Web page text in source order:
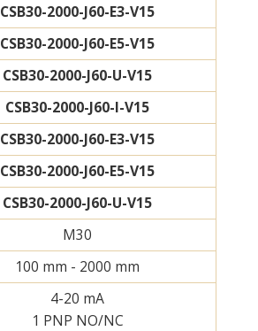
CSB30-2000-J60-E3-V15
CSB30-2000-J60-E5-V15
CSB30-2000-J60-U-V15
CSB30-2000-J60-I-V15
CSB30-2000-J60-E3-V15
CSB30-2000-J60-E5-V15
CSB30-2000-J60-U-V15
M30
100 mm - 2000 mm
4-20 mA
1 PNP NO/NC